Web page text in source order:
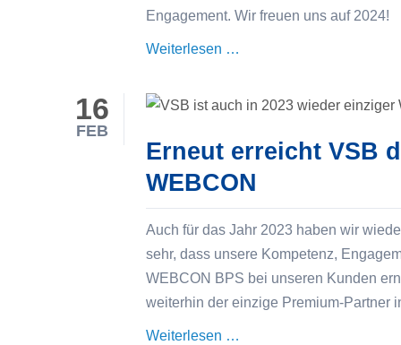
Rechnungseingang
Engagement. Wir freuen uns auf 2024!
Weiterlesen …
in
WEBCON
Partner
16
FEB
Erneut erreicht VSB
WEBCON
Auch für das Jahr 2023 haben wir
sehr, dass unsere Kompetenz,
WEBCON BPS bei unseren Kunden
weiterhin der einzige Premium-Partner
Weiterlesen …